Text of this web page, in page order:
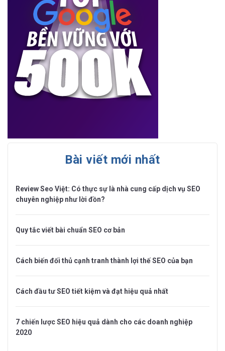
Bài viết mới nhất
Review Seo Việt: Có thực sự là nhà cung cấp dịch vụ SEO
chuyên nghiệp như lời đồn?
Quy tắc viết bài chuẩn SEO cơ bản
Cách biến đối thủ cạnh tranh thành lợi thế SEO của bạn
Cách đầu tư SEO tiết kiệm và đạt hiệu quả nhất
7 chiến lược SEO hiệu quả dành cho các doanh nghiệp
2020